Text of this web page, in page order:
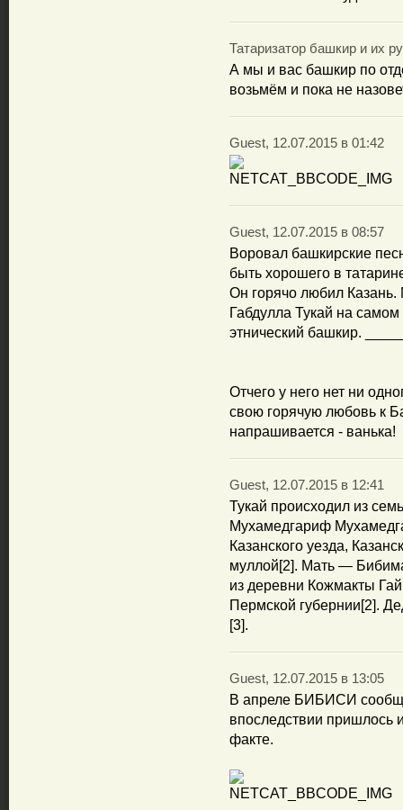
Татаризатор башкир и их
А мы и вас башкир по
возьмём и пока не
Guest, 12.07.2015 в 01:42
Guest, 12.07.2015 в 08:57
Воровал башкирские
быть хорошего в
Он горячо любил
Габдулла Тукай на
этнический башкир.
Отчего у него нет ни
свою горячую любовь к
напрашивается - ванька!
Guest, 12.07.2015 в 12:41
Тукай происходил из
Мухамедгариф
Казанского уезда,
муллой[2]. Мать —
из деревни Кожмакты
Пермской губернии[2].
[3].
Guest, 12.07.2015 в 13:05
В апреле БИБИСИ
впоследствии пришлось
факте.